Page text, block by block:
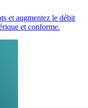
et augmentez le débit
et conforme.